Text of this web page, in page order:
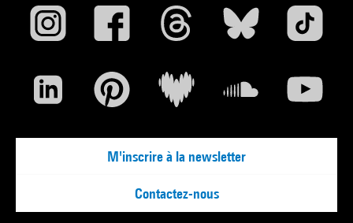
M'inscrire à la newsletter
Contactez-nous